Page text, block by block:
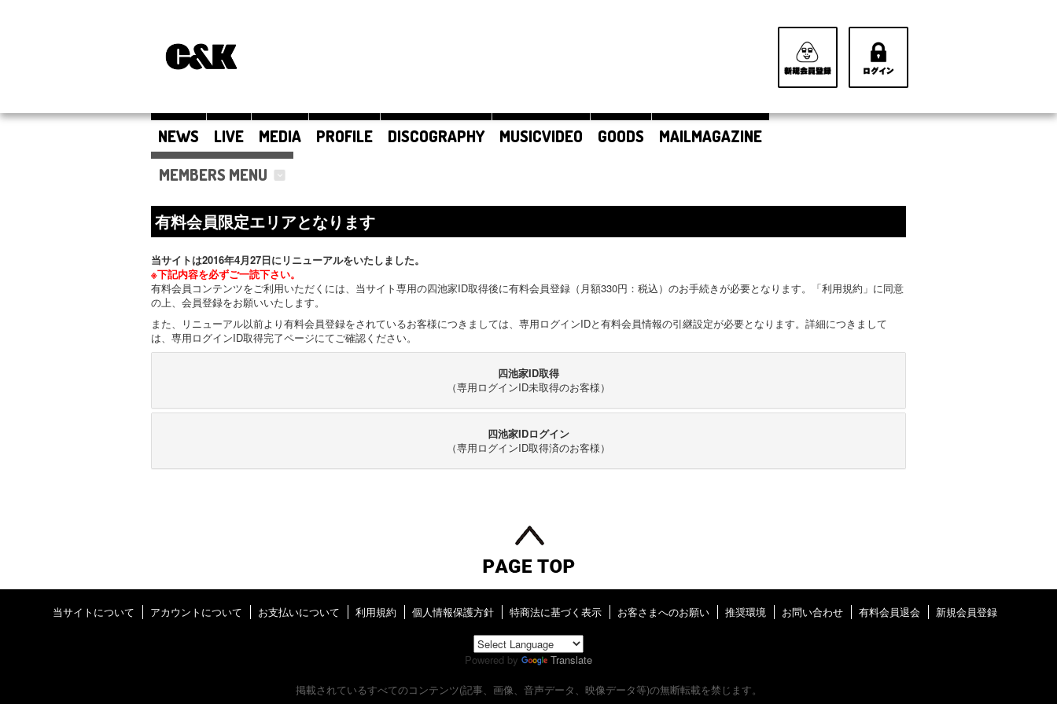
NEWS LIVE MEDIA PROFILE DISCOGRAPHY MUSICVIDEO GOODS
MAILMAGAZINE
MEMBERS MENU
有料会員限定エリアとなります
当サイトは2016年4月27日にリニューアルをいたしました。
※下記内容を必ずご一読下さい。
有料会員コンテンツをご利用いただくには、当サイト専用の四池家ID取得後に有料会員登録（月額330円：税込）のお手続きが必要となります。「利用規約」に同意
の上、会員登録をお願いいたします。
また、リニューアル以前より有料会員登録をされているお客様につきましては、専用ログインIDと有料会員情報の引継設定が必要となります。詳細につきまして
は、専用ログインID取得完了ページにてご確認ください。
四池家ID取得
（専用ログインID未取得のお客様）
四池家IDログイン
（専用ログインID取得済のお客様）
当サイトについて アカウントについて お支払いについて 利用規約 個人情報保護方針 特商法に基づく表示 お客さまへのお願い 推奨環境 お問い合わせ 有料会員退会 新規会員登録
Powered by
Translate
掲載されているすべてのコンテンツ(記事、画像、音声データ、映像データ等)の無断転載を禁じます。